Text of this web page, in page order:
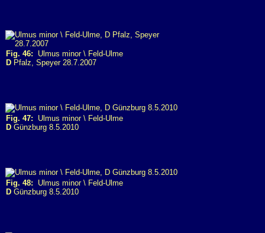
Fig. 46: Ulmus minor \ Feld-Ulme
D Pfalz, Speyer 28.7.2007
Fig. 47: Ulmus minor \ Feld-Ulme
D Günzburg 8.5.2010
Fig. 48: Ulmus minor \ Feld-Ulme
D Günzburg 8.5.2010